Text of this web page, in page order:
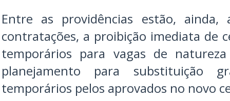
Entre as providências estão, ainda,
contratações, a proibição imediata de
temporários para vagas de
planejamento para substituição
temporários pelos aprovados no novo